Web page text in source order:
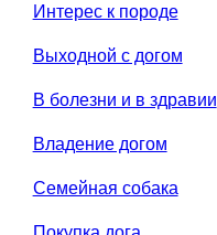
Интерес к породе
Выходной с догом
В болезни и в здравии
Владение догом
Семейная собака